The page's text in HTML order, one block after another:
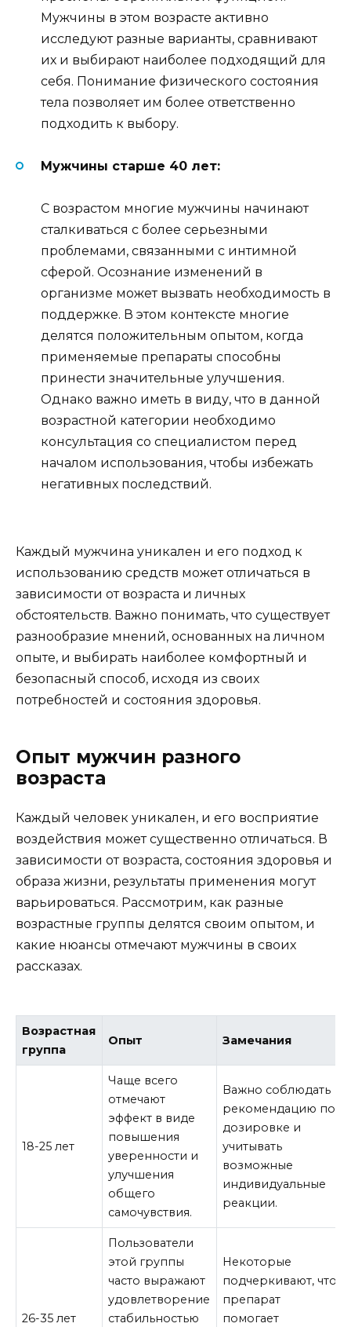
Мужчины в этом возрасте активно
исследуют разные варианты, сравнивают
их и выбирают наиболее подходящий для
себя. Понимание физического состояния
тела позволяет им более ответственно
подходить к выбору.
Мужчины старше 40 лет:
С возрастом многие мужчины начинают
сталкиваться с более серьезными
проблемами, связанными с интимной
сферой. Осознание изменений в
организме может вызвать необходимость в
поддержке. В этом контексте многие
делятся положительным опытом, когда
применяемые препараты способны
принести значительные улучшения.
Однако важно иметь в виду, что в данной
возрастной категории необходимо
консультация со специалистом перед
началом использования, чтобы избежать
негативных последствий.
Каждый мужчина уникален и его подход к
использованию средств может отличаться в
зависимости от возраста и личных
обстоятельств. Важно понимать, что существует
разнообразие мнений, основанных на личном
опыте, и выбирать наиболее комфортный и
безопасный способ, исходя из своих
потребностей и состояния здоровья.
Опыт мужчин разного
возраста
Каждый человек уникален, и его восприятие
воздействия может существенно отличаться. В
зависимости от возраста, состояния здоровья и
образа жизни, результаты применения могут
варьироваться. Рассмотрим, как разные
возрастные группы делятся своим опытом, и
какие нюансы отмечают мужчины в своих
рассказах.
Возрастная
группа
Опыт Замечания
18-25 лет
Чаще всего
отмечают
эффект в виде
повышения
уверенности и
улучшения
общего
самочувствия.
Важно соблюдать
рекомендацию по
дозировке и
учитывать
возможные
индивидуальные
реакции.
26-35 лет
Пользователи
этой группы
часто выражают
удовлетворение
стабильностью
Некоторые
подчеркивают, что
препарат
помогает